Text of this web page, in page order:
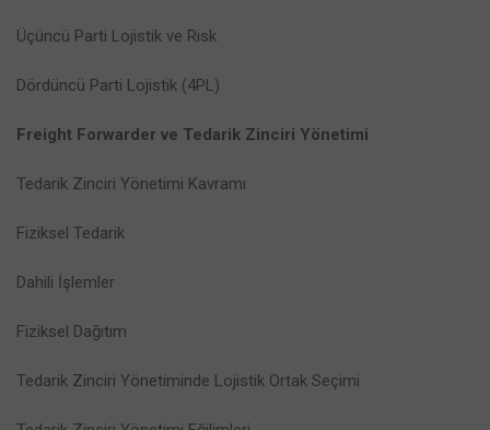
Üçüncü Parti Lojistik ve Risk
Dördüncü Parti Lojistik (4PL)
Freight Forwarder ve Tedarik Zinciri Yönetimi
Tedarik Zinciri Yönetimi Kavramı
Fiziksel Tedarik
Dahili İşlemler
Fiziksel Dağıtım
Tedarik Zinciri Yönetiminde Lojistik Ortak Seçimi